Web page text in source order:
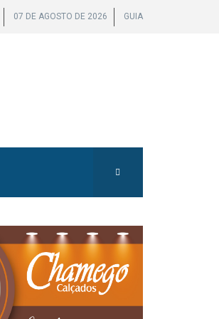
07 DE AGOSTO DE 2026 GUIA